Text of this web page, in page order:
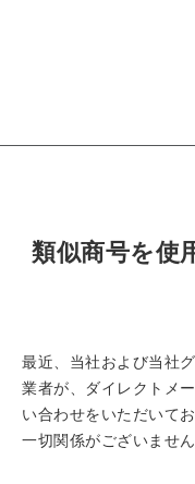
類似商号を使
最近、当社および当社
業者が、ダイレクトメ
い合わせをいただいて
一切関係がございませ